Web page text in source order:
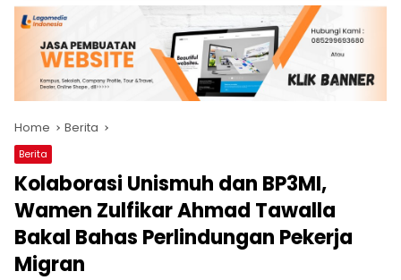
Home Berita
Berita
Kolaborasi Unismuh dan BP3MI,
Wamen Zulfikar Ahmad Tawalla
Bakal Bahas Perlindungan Pekerja
Migran